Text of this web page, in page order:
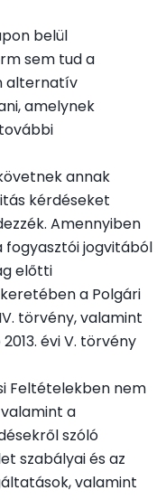
belül
sem tud a
alternatív
amelynek
annak
kérdéseket
Amennyiben
fogyasztói jogvitából
előtti
a Polgári
törvény, valamint
évi V. törvény
Feltételekben nem
a
szóló
szabályai és az
valamint